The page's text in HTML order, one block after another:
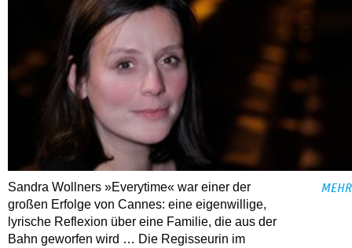
Sandra Wollners »Everytime« war einer der
großen Erfolge von Cannes: eine eigenwillige,
lyrische Reflexion über eine ­Familie, die aus der
Bahn geworfen wird … Die Regisseurin im
MEHR